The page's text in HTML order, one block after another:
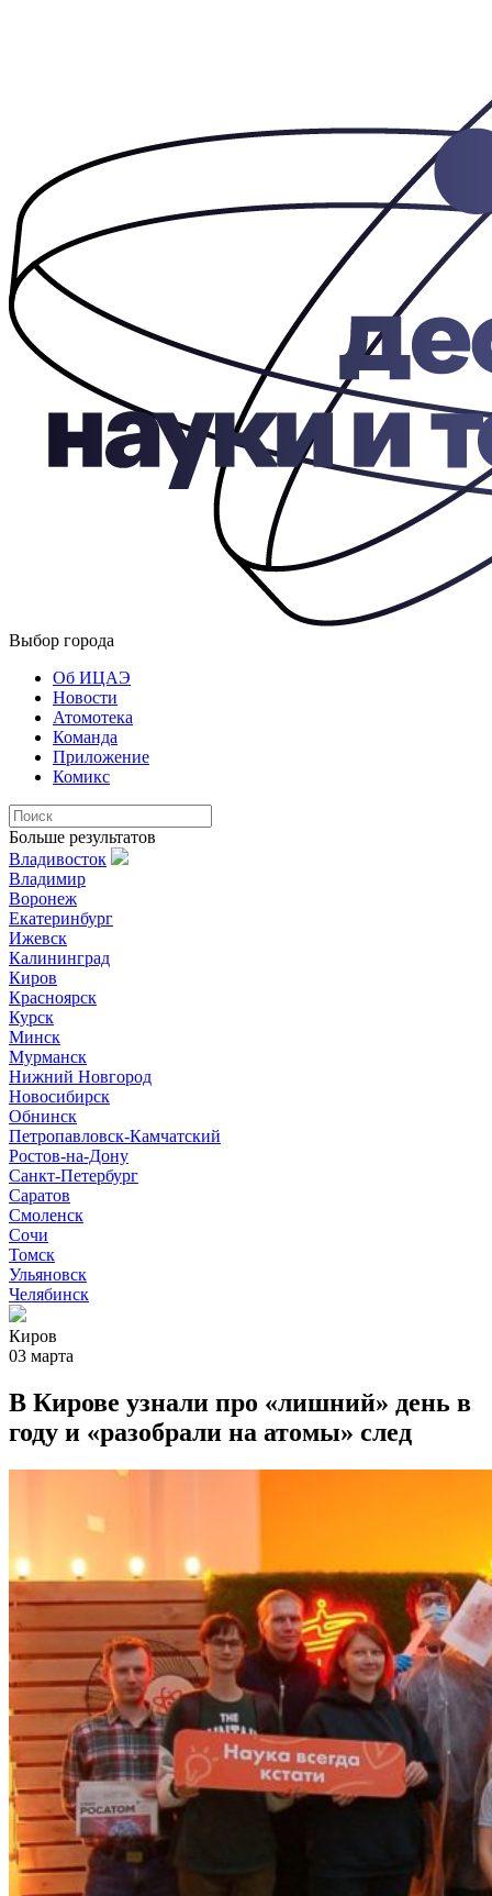
Выбор города
Об ИЦАЭ
Новости
Атомотека
Команда
Приложение
Комикс
Больше результатов
Владивосток
Владимир
Воронеж
Екатеринбург
Ижевск
Калининград
Киров
Красноярск
Курск
Минск
Мурманск
Нижний Новгород
Новосибирск
Обнинск
Петропавловск-Камчатский
Ростов-на-Дону
Санкт-Петербург
Саратов
Смоленск
Сочи
Томск
Ульяновск
Челябинск
Киров
03 марта
В Кирове узнали про «лишний» день в
году и «разобрали на атомы» след